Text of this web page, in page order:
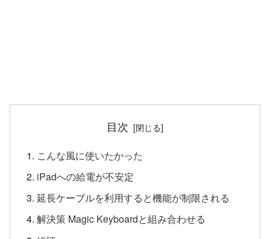
目次
こんな風に使いたかった
iPadへの給電が不安定
延長ケーブルを利用すると機能が制限される
解決策 Magic Keyboardと組み合わせる